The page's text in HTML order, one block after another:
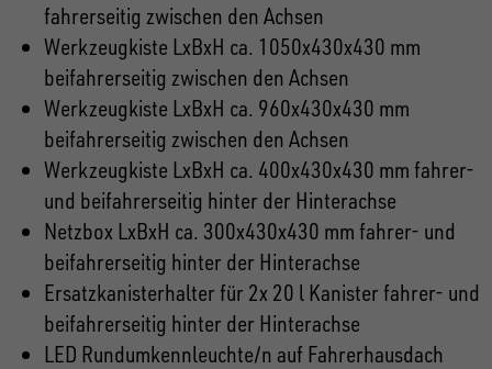
fahrerseitig zwischen den Achsen
Werkzeugkiste LxBxH ca. 1050x430x430 mm
beifahrerseitig zwischen den Achsen
Werkzeugkiste LxBxH ca. 960x430x430 mm
beifahrerseitig zwischen den Achsen
Werkzeugkiste LxBxH ca. 400x430x430 mm fahrer-
und beifahrerseitig hinter der Hinterachse
Netzbox LxBxH ca. 300x430x430 mm fahrer- und
beifahrerseitig hinter der Hinterachse
Ersatzkanisterhalter für 2x 20 l Kanister fahrer- und
beifahrerseitig hinter der Hinterachse
LED Rundumkennleuchte/n auf Fahrerhausdach